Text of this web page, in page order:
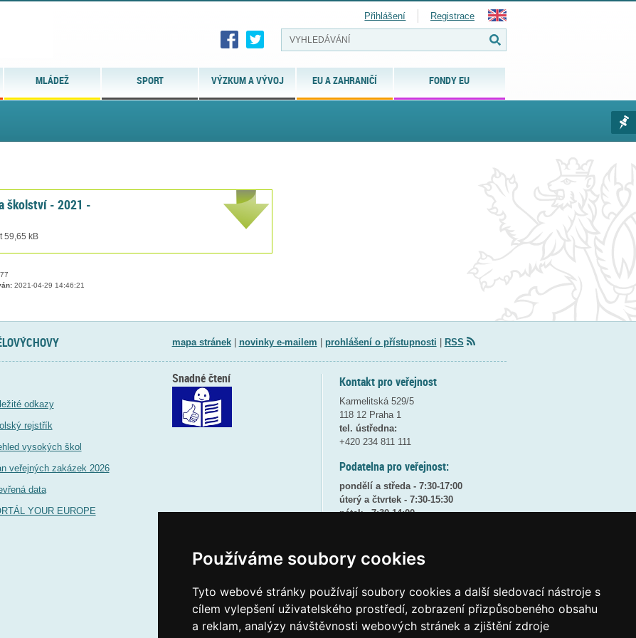
Používáme soubory cookies
Tyto webové stránky používají soubory cookies a další sledovací nástroje s
cílem vylepšení uživatelského prostředí, zobrazení přizpůsobeného obsahu
a reklam, analýzy návštěvnosti webových stránek a zjištění zdroje
MLÁDEŽ SPORT VÝZKUM A VÝVOJ EU A ZAHRANIČÍ FONDY EU
Přihlášení Registrace
školství - 2021 -
59,65 kB
2021-04-29 14:46:21
mapa stránek| novinky e-mailem prohlášení o přístupnosti RSS
odkazy
rejstřík
vysokých škol
veřejných zakázek 2026
data
YOUR EUROPE
Kontakt pro veřejnost
Karmelitská 529/5
118 12 Praha 1
tel. ústředna:
+420 234 811 111
Podatelna pro veřejnost:
pondělí a středa - 7:30-17:00
úterý a čtvrtek - 7:30-15:30
pátek - 7:30-14:00
(více informacíZDE)
posta@msmtgovcz
ID datové schránky: vidaawt
Snadné čtení